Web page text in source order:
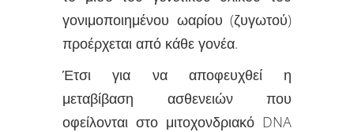
γονιμοποιημένου ωαρίου (ζυγωτού)
προέρχεται από κάθε γονέα.
Έτσι για να αποφευχθεί η
μεταβίβαση ασθενειών που
οφείλονται στο μιτοχονδριακό DNA